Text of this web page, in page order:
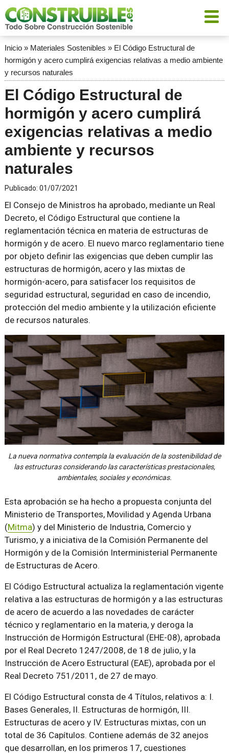
Inicio» Materiales Sostenibles » El Código Estructural de
hormigón y acero cumplirá exigencias relativas a medio ambiente
y recursos naturales
El Código Estructural de
hormigón y acero cumplirá
exigencias relativas a medio
ambiente y recursos
naturales
Publicado: 01/07/2021
El Consejo de Ministros ha aprobado, mediante un Real
Decreto, el Código Estructural que contiene la
reglamentación técnica en materia de estructuras de
hormigón y de acero. El nuevo marco reglamentario tiene
por objeto definir las exigencias que deben cumplir las
estructuras de hormigón, acero y las mixtas de
hormigón-acero, para satisfacer los requisitos de
seguridad estructural, seguridad en caso de incendio,
protección del medio ambiente y la utilización eficiente
de recursos naturales.
La nueva normativa contempla la evaluación de la sostenibilidad de
las estructuras considerando las características prestacionales,
ambientales, sociales y económicas.
Esta aprobación se ha hecho a propuesta conjunta del
Ministerio de Transportes, Movilidad y Agenda Urbana
(Mitma) y del Ministerio de Industria, Comercio y
Turismo, y a iniciativa de la Comisión Permanente del
Hormigón y de la Comisión Interministerial Permanente
de Estructuras de Acero.
El Código Estructural actualiza la reglamentación vigente
relativa a las estructuras de hormigón y a las estructuras
de acero de acuerdo a las novedades de carácter
técnico y reglamentario en la materia, y deroga la
Instrucción de Hormigón Estructural (EHE-08), aprobada
por el Real Decreto 1247/2008, de 18 de julio, y la
Instrucción de Acero Estructural (EAE), aprobada por el
Real Decreto 751/2011, de 27 de mayo.
El Código Estructural consta de 4 Títulos, relativos a: I.
Bases Generales, II. Estructuras de hormigón, III.
Estructuras de acero y IV. Estructuras mixtas, con un
total de 36 Capítulos. Contiene además de 32 anejos
que desarrollan, en los primeros 17, cuestiones